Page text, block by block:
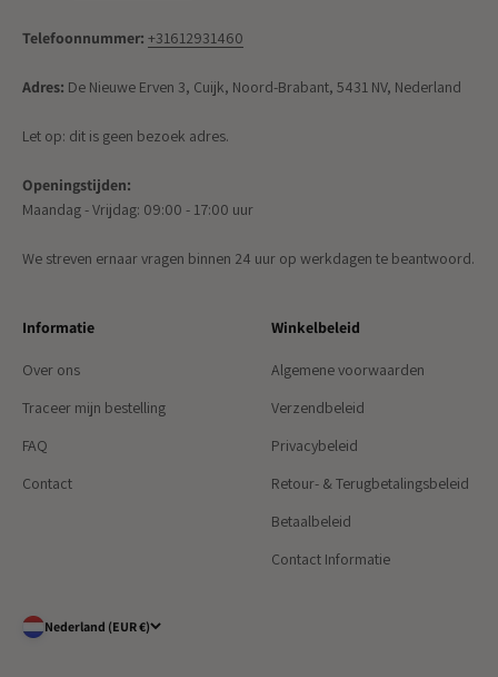
Telefoonnummer: +31612931460
Adres: De Nieuwe Erven 3, Cuijk, Noord-Brabant, 5431 NV, Nederland
Let op: dit is geen bezoek adres.
Openingstijden:
Maandag - Vrijdag: 09:00 - 17:00 uur
We streven ernaar vragen binnen 24 uur op werkdagen te beantwoord.
Informatie
Over ons
Traceer mijn bestelling
FAQ
Contact
Winkelbeleid
Algemene voorwaarden
Verzendbeleid
Privacybeleid
Retour- & Terugbetalingsbeleid
Betaalbeleid
Contact Informatie
Nederland (EUR €)